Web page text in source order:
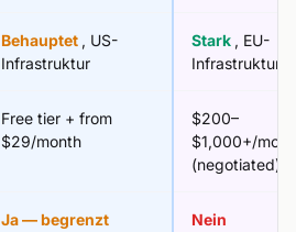
Behauptet , US-
Infrastruktur
Stark , EU-
Infrastruktur
Free tier + from
$29/month
$200–
$1,000+/
(negotiated)
Ja — begrenzt Nein